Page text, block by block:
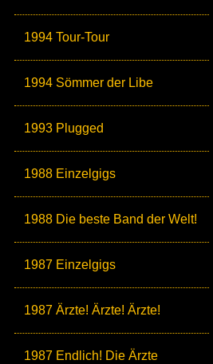
1994 Tour-Tour
1994 Sömmer der Libe
1993 Plugged
1988 Einzelgigs
1988 Die beste Band der Welt!
1987 Einzelgigs
1987 Ärzte! Ärzte! Ärzte!
1987 Endlich! Die Ärzte